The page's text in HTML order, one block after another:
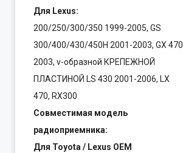
Для Lexus:
200/250/300/350 1999-2005, GS
300/400/430/450H 2001-2003, GX 470
2003, v-образной КРЕПЕЖНОЙ
ПЛАСТИНОЙ LS 430 2001-2006, LX
470, RX300
Совместимая модель
радиоприемника:
Для Toyota / Lexus OEM